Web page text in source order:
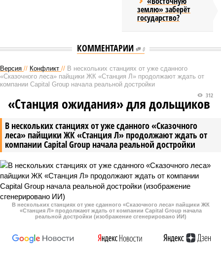
землю» заберёт
государство?
КОММЕНТАРИИ 0
Версия // Конфликт // В нескольких станциях от уже сданного
«Сказочного леса» пайщики ЖК «Станция Л» продолжают ждать от
компании Capital Group начала реальной достройки
В нескольких станциях от уже сданного «Сказочного
леса» пайщики ЖК «Станция Л» продолжают ждать от
компании Capital Group начала реальной достройки
312
«Станция ожидания» для дольщиков
В нескольких станциях от уже сданного «Сказочного леса» пайщики ЖК
«Станция Л» продолжают ждать от компании Capital Group начала
реальной достройки (изображение сгенерировано ИИ)